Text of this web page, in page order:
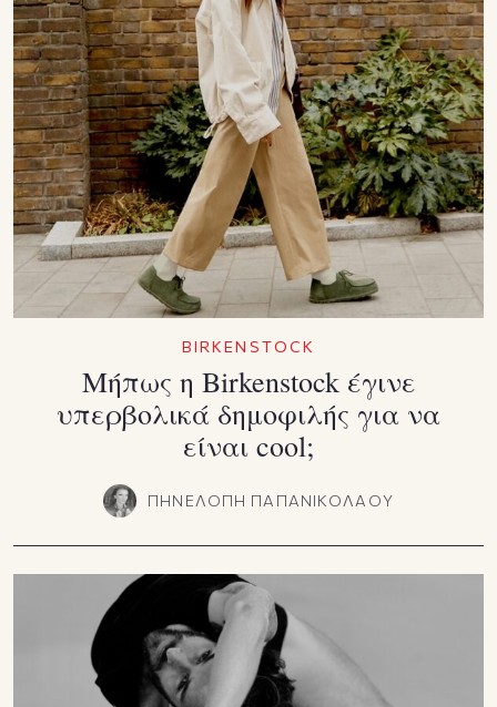
BIRKENSTOCK
Μήπως η Birkenstock έγινε
υπερβολικά δημοφιλής για να
είναι cool;
ΠΗΝΕΛΟΠΗ ΠΑΠΑΝΙΚΟΛΑΟΥ